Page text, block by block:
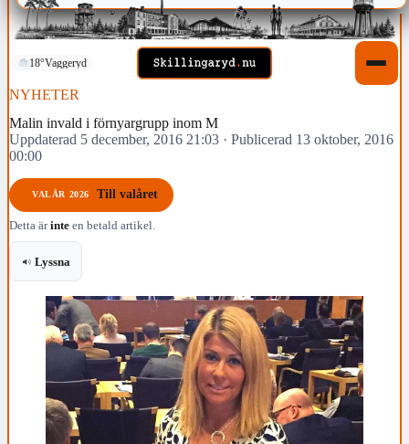
18°Vaggeryd
NYHETER
Malin invald i förnyargrupp inom M
Uppdaterad 5 december, 2016 21:03 · Publicerad 13 oktober, 2016
00:00
VALÅR 2026 Till valåret
Detta ärinte en betald artikel.
Lyssna